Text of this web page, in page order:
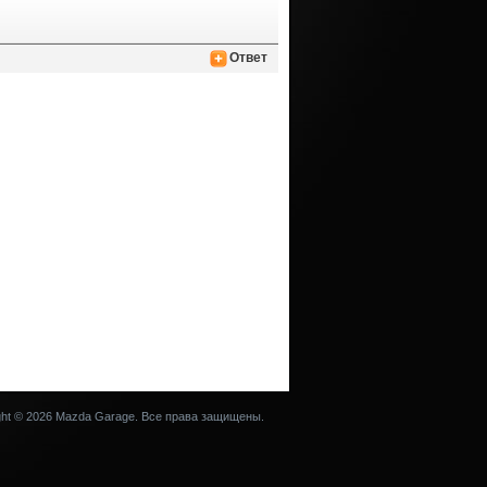
Ответ
© 2026 Mazda Garage. Все права защищены.